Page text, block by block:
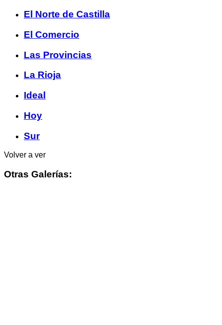
El Norte de Castilla
El Comercio
Las Provincias
La Rioja
Ideal
Hoy
Sur
Volver a ver
Otras Galerías: